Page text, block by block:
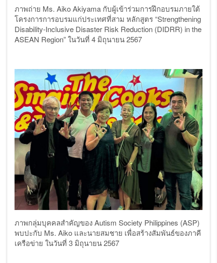
ภาพถ่าย Ms. Aiko Akiyama กับผู้เข้าร่วมการฝึกอบรมภายใต้
โครงการการอบรมแก่ประเทศที่สาม หลักสูตร “Strengthening
Disability-Inclusive Disaster Risk Reduction (DIDRR) in the
ASEAN Region” ในวันที่ 4 มิถุนายน 2567
ภาพกลุ่มบุคคลสำคัญของAutism Society Philippines (ASP)
พบปะกับ Ms. Aiko และนายสมชาย เพื่อสร้างสัมพันธ์ของภาคี
เครือข่าย ในวันที่ 3 มิถุนายน 2567